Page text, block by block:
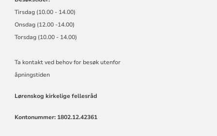
Tirsdag (10.00 - 14.00)
Onsdag (12.00 -14.00)
Torsdag (10.00 - 14.00)
Ta kontakt ved behov for besøk utenfor
åpningstiden
Lørenskog kirkelige fellesråd
Kontonummer: 1802.12.42361